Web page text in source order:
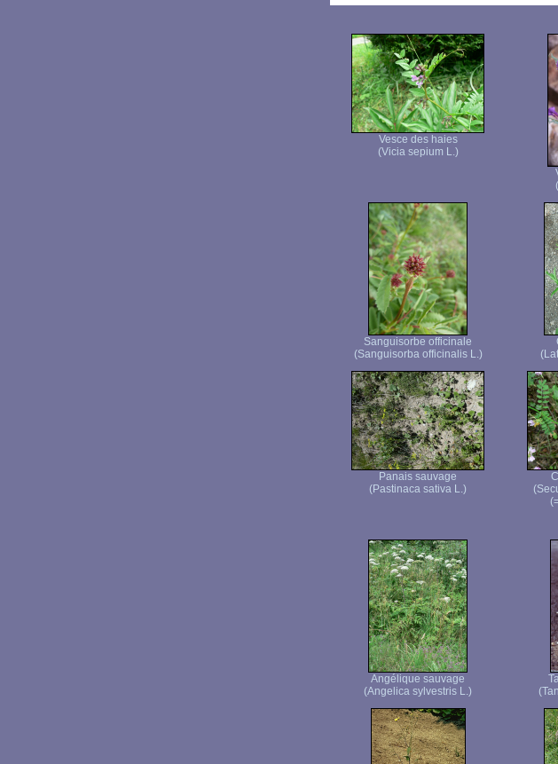
Vesce des haies
(Vicia sepium L.)
Sanguisorbe officinale
(Sanguisorba officinalis L.)
Panais sauvage
(Pastinaca sativa L.)
Angélique sauvage
(Angelica sylvestris L.)